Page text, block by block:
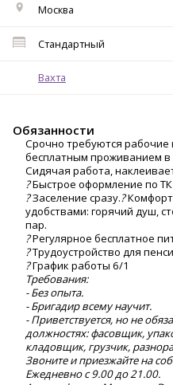
Москва
Стандартный
Вахта
Обязанности
Срочно требуются рабочие
бесплатным проживанием в
Сидячая работа,
?Быстрое оформление по ТК
?Заселение сразу.?
удобствами: горячий душ,
пар.
?Регулярное бесплатное
?Трудоустройство для
?График работы 6/1
Требования:
- Без опыта.
- Бригадир всему научит.
- Приветствуется, но не
должностях: фасовщик,
кладовщик, грузчик,
Звоните и приезжайте на
Ежедневно с 9.00 до 21.00.